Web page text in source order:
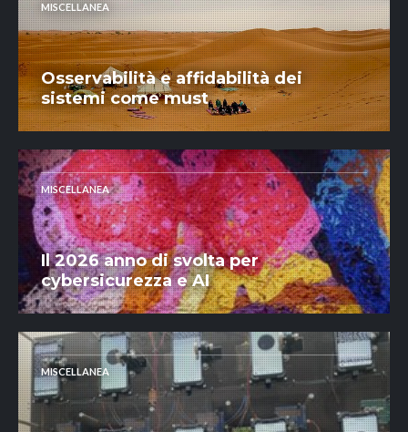
MISCELLANEA
Osservabilità e affidabilità dei
sistemi come must
MISCELLANEA
Il 2026 anno di svolta per
cybersicurezza e AI
MISCELLANEA